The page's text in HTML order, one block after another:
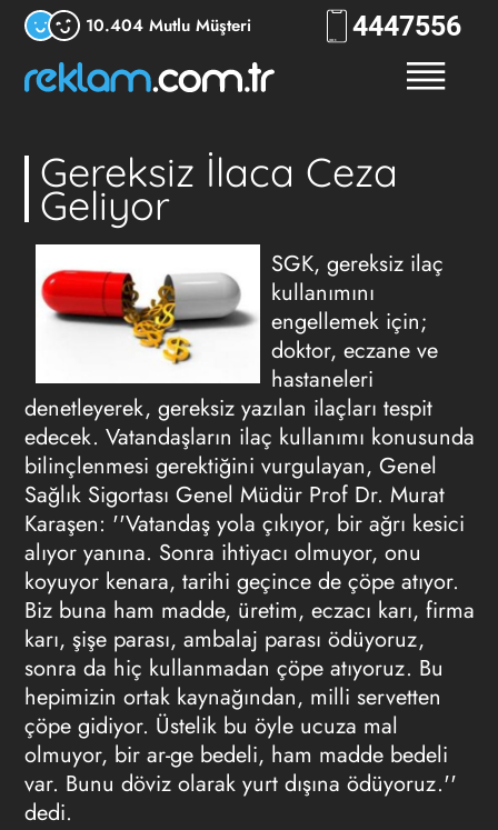
10.404 Mutlu Müşteri 4447556
Gereksiz İlaca Ceza
Geliyor
SGK, gereksiz ilaç
kullanımını
engellemek için;
doktor, eczane ve
hastaneleri
denetleyerek, gereksiz yazılan ilaçları tespit
edecek. Vatandaşların ilaç kullanımı konusunda
bilinçlenmesi gerektiğini vurgulayan, Genel
Sağlık Sigortası Genel Müdür Prof Dr. Murat
Karaşen: ''Vatandaş yola çıkıyor, bir ağrı kesici
alıyor yanına. Sonra ihtiyacı olmuyor, onu
koyuyor kenara, tarihi geçince de çöpe atıyor.
Biz buna ham madde, üretim, eczacı karı, firma
karı, şişe parası, ambalaj parası ödüyoruz,
sonra da hiç kullanmadan çöpe atıyoruz. Bu
hepimizin ortak kaynağından, milli servetten
çöpe gidiyor. Üstelik bu öyle ucuza mal
olmuyor, bir ar-ge bedeli, ham madde bedeli
var. Bunu döviz olarak yurt dışına ödüyoruz.''
dedi.